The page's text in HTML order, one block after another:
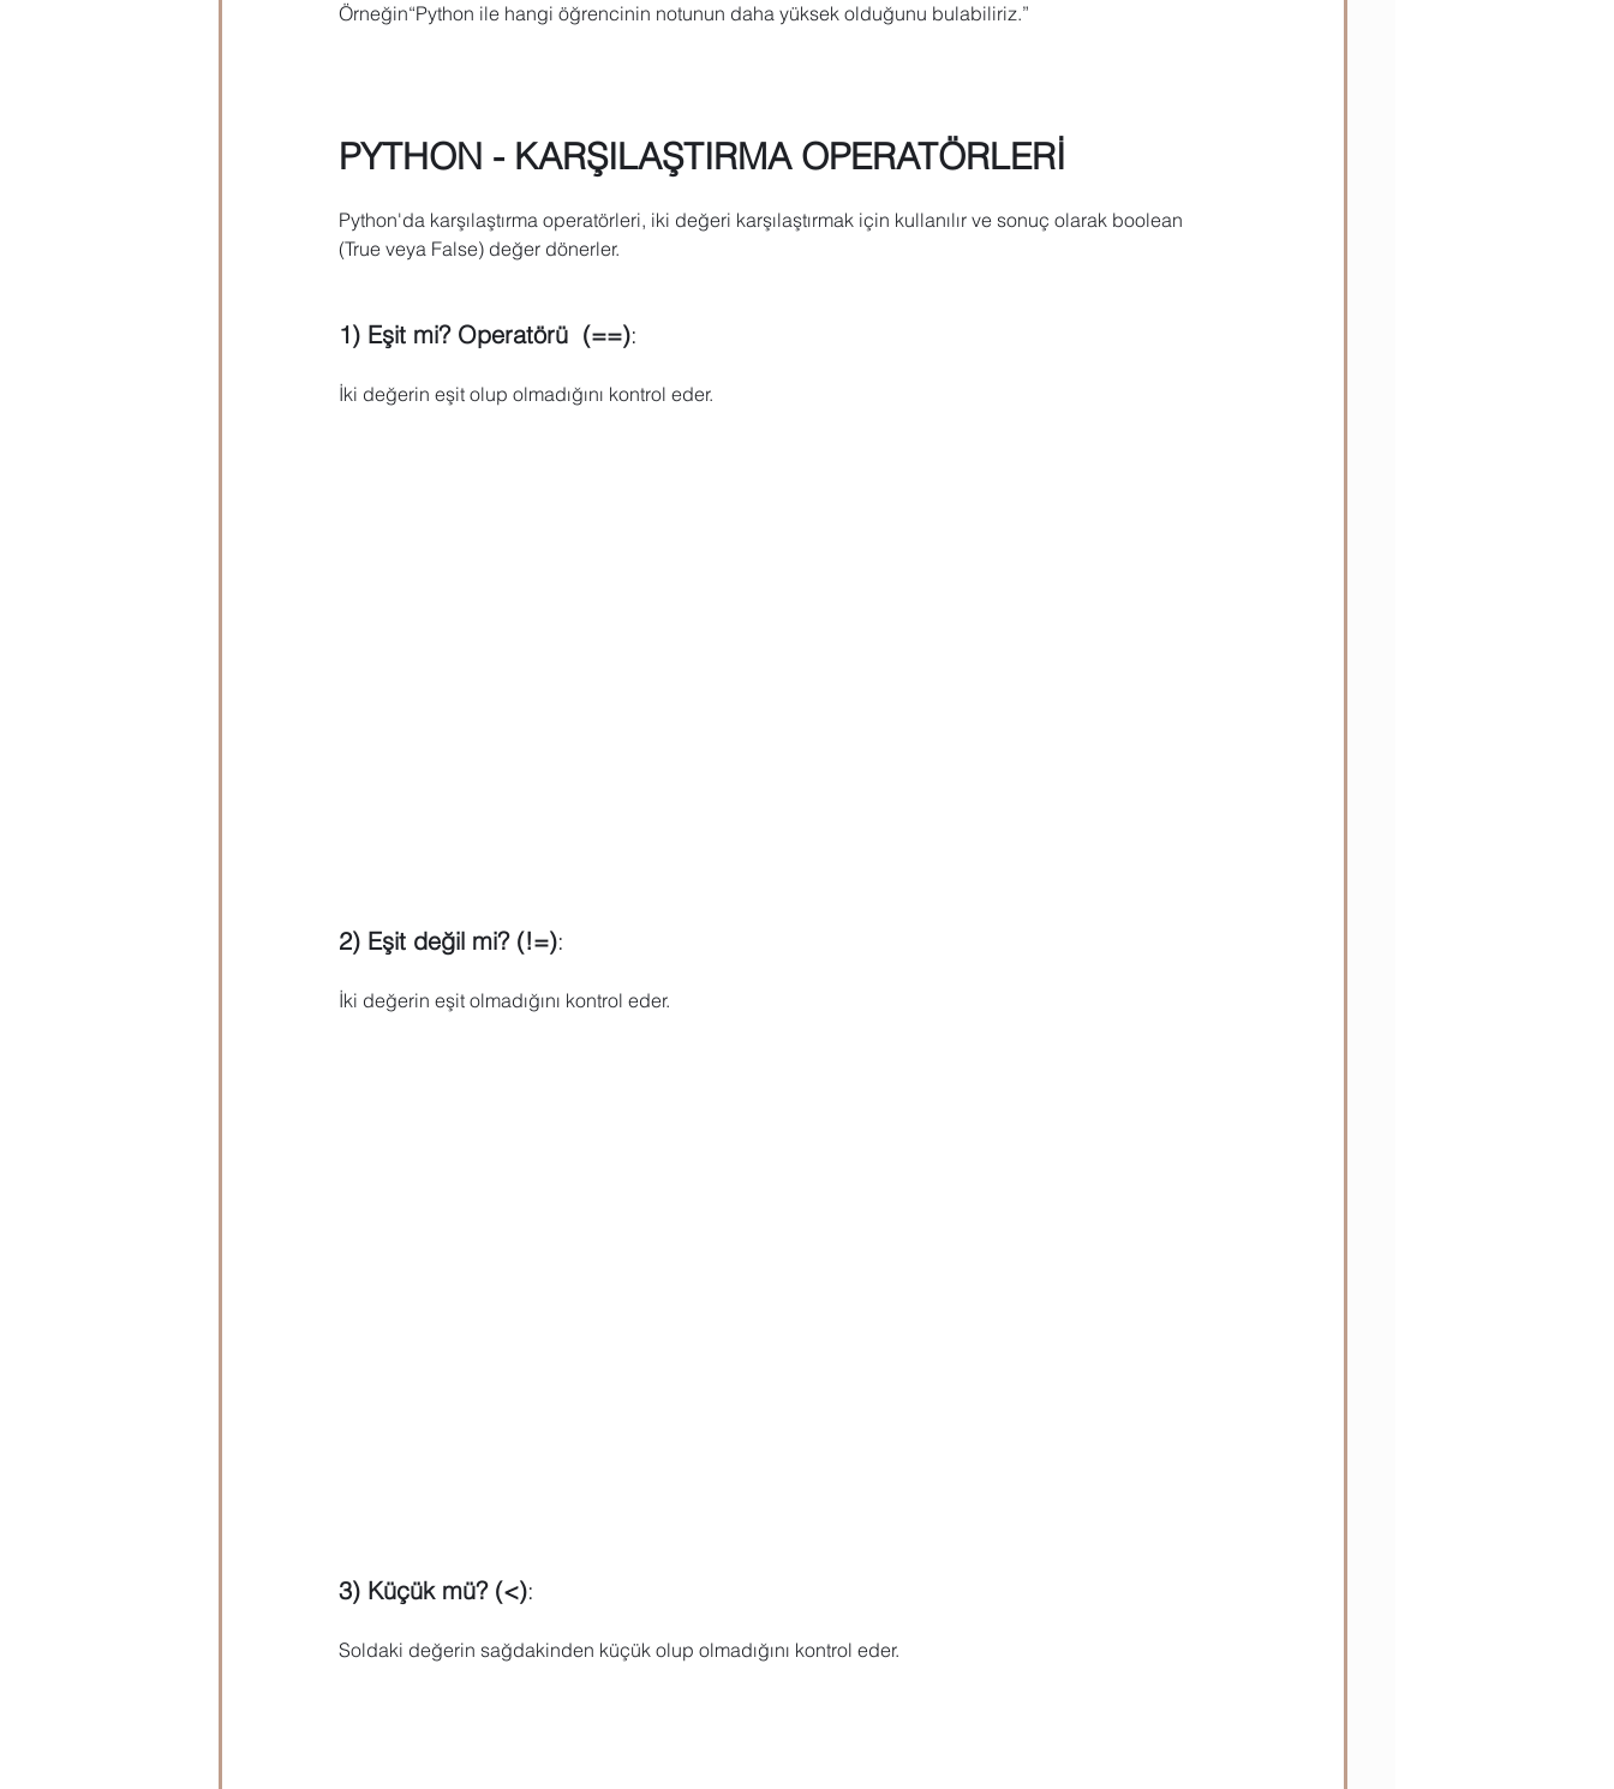
Örneğin“Python ile hangi öğrencinin notunun daha yüksek olduğunu bulabiliriz.”
PYTHON - KARŞILAŞTIRMA OPERATÖRLERİ
Python'da karşılaştırma operatörleri, iki değeri karşılaştırmak için kullanılır ve sonuç olarak boolean
(True veya False) değer dönerler.
1) Eşit mi? Operatörü  (==):
İki değerin eşit olup olmadığını kontrol eder.
2) Eşit değil mi? (!=):
İki değerin eşit olmadığını kontrol eder.
3) Küçük mü? (<):
Soldaki değerin sağdakinden küçük olup olmadığını kontrol eder.